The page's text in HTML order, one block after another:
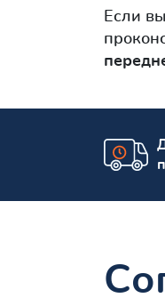
Если